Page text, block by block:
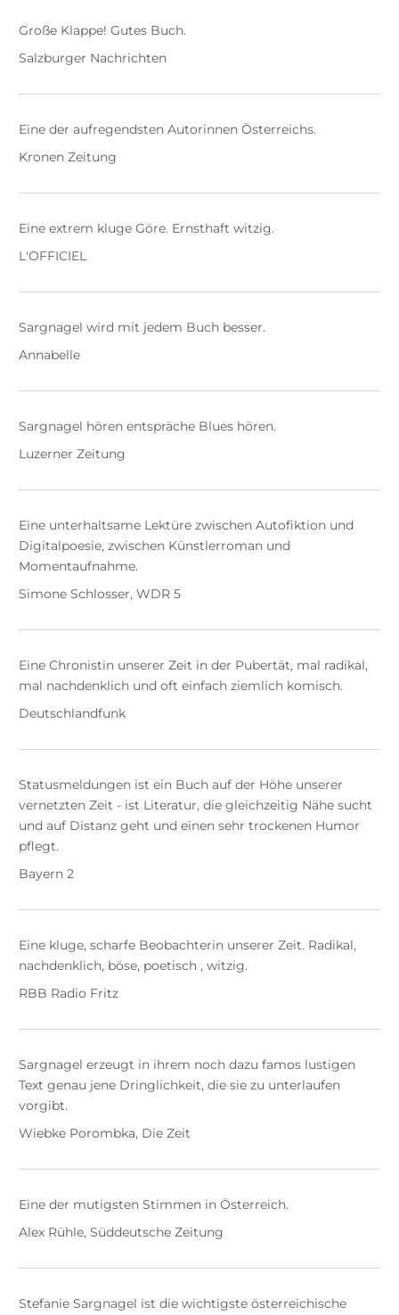
Große Klappe! Gutes Buch.
Salzburger Nachrichten
Eine der aufregendsten Autorinnen Österreichs.
Kronen Zeitung
Eine extrem kluge Göre. Ernsthaft witzig.
L'OFFICIEL
Sargnagel wird mit jedem Buch besser.
Annabelle
Sargnagel hören entspräche Blues hören.
Luzerner Zeitung
Eine unterhaltsame Lektüre zwischen Autofiktion und
Digitalpoesie, zwischen Künstlerroman und
Momentaufnahme.
Simone Schlosser, WDR 5
Eine Chronistin unserer Zeit in der Pubertät, mal radikal,
mal nachdenklich und oft einfach ziemlich komisch.
Deutschlandfunk
Statusmeldungen ist ein Buch auf der Höhe unserer
vernetzten Zeit - ist Literatur, die gleichzeitig Nähe sucht
und auf Distanz geht und einen sehr trockenen Humor
pflegt.
Bayern 2
Eine kluge, scharfe Beobachterin unserer Zeit. Radikal,
nachdenklich, böse, poetisch , witzig.
RBB Radio Fritz
Sargnagel erzeugt in ihrem noch dazu famos lustigen
Text genau jene Dringlichkeit, die sie zu unterlaufen
vorgibt.
Wiebke Porombka, Die Zeit
Eine der mutigsten Stimmen in Österreich.
Alex Rühle, Süddeutsche Zeitung
Stefanie Sargnagel ist die wichtigste österreichische